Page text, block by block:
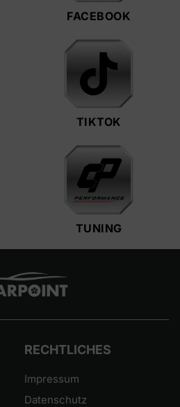
FACEBOOK
TIKTOK
TUNING
RECHTLICHES
Impressum
Datenschutz